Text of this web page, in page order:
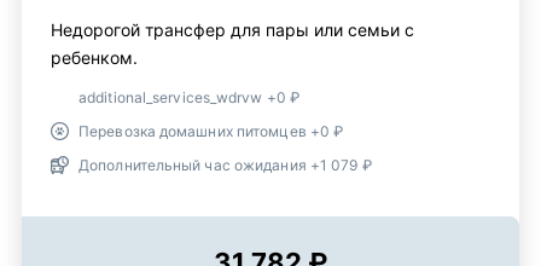
Недорогой трансфер для пары или семьи с
ребенком.
additional_services_wdrvw +0 ₽
Перевозка домашних питомцев +0 ₽
Дополнительный час ожидания +1 079 ₽